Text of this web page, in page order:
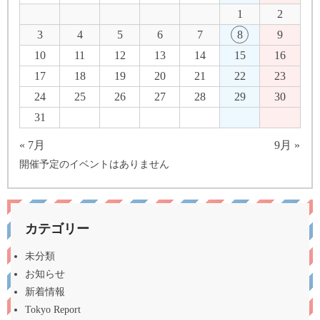
1
2
3
4 5 6 7 8
9
10
11 12 13 14 15
16
17
18 19 20 21 22
23
24
25 26 27 28 29
30
31
« 7月 9月 »
開催予定のイベントはありません
カテゴリー
未分類
お知らせ
新着情報
Tokyo Report